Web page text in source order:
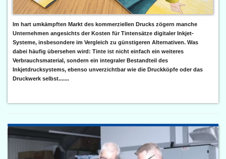
Im hart umkämpften Markt des kommerziellen Drucks zögern manche
Unternehmen angesichts der Kosten für Tintensätze digitaler Inkjet-
Systeme, insbesondere im Vergleich zu günstigeren Alternativen. Was
dabei häufig übersehen wird: Tinte ist nicht einfach ein weiteres
Verbrauchsmaterial, sondern ein integraler Bestandteil des
Inkjetdrucksystems, ebenso unverzichtbar wie die Druckköpfe oder das
Druckwerk selbst.......